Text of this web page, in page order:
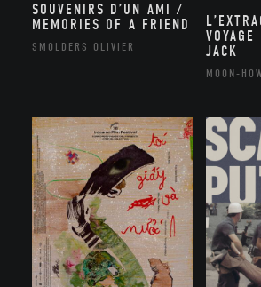
SOUVENIRS D’UN AMI /
MEMORIES OF A FRIEND
SMOLDERS OLIVIER
JACK
MOON-